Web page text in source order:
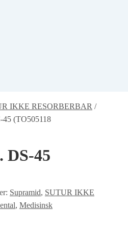
IKKE RESORBERBAR /
(TO505118
DS-45
Supramid, SUTUR IKKE
, Medisinsk